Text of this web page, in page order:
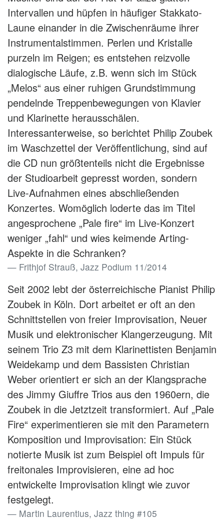
Intervallen und hüpfen in häufiger Stakkato-
Laune einander in die Zwischenräume ihrer
Instrumentalstimmen. Perlen und Kristalle
purzeln im Reigen; es entstehen reizvolle
dialogische Läufe, z.B. wenn sich im Stück
„Melos“ aus einer ruhigen Grundstimmung
pendelnde Treppenbewegungen von Klavier
und Klarinette herausschälen.
Interessanterweise, so berichtet Philip Zoubek
im Waschzettel der Veröffentlichung, sind auf
die CD nun größtenteils nicht die Ergebnisse
der Studioarbeit gepresst worden, sondern
Live-Aufnahmen eines abschließenden
Konzertes. Womöglich loderte das im Titel
angesprochene „Pale fire“ im Live-Konzert
weniger „fahl“ und wies keimende Arting-
Aspekte in die Schranken?
Frithjof Strauß, Jazz Podium 11/2014
Seit 2002 lebt der österreichische Pianist Philip
Zoubek in Köln. Dort arbeitet er oft an den
Schnittstellen von freier Improvisation, Neuer
Musik und elektronischer Klangerzeugung. Mit
seinem Trio Z3 mit dem Klarinettisten Benjamin
Weidekamp und dem Bassisten Christian
Weber orientiert er sich an der Klangsprache
des Jimmy Giuffre Trios aus den 1960ern, die
Zoubek in die Jetztzeit transformiert. Auf „Pale
Fire“ experimentieren sie mit den Parametern
Komposition und Improvisation: Ein Stück
notierte Musik ist zum Beispiel oft Impuls für
freitonales Improvisieren, eine ad hoc
entwickelte Improvisation klingt wie zuvor
festgelegt.
Martin Laurentius, Jazz thing #105